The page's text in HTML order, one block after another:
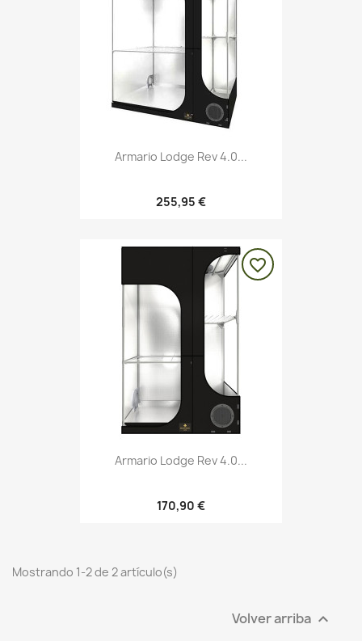
Armario Lodge Rev 4.0...
255,95 €
Armario Lodge Rev 4.0...
170,90 €
favorite_border
Mostrando 1-2 de 2 artículo(s)
Volver arriba 